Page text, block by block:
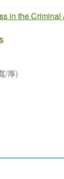
in the Criminal
/厚)